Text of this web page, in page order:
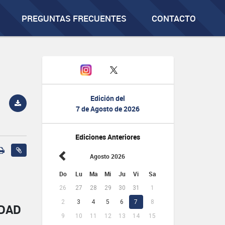
PREGUNTAS FRECUENTES CONTACTO
Edición del
7 de Agosto de 2026
Ediciones Anteriores
Agosto 2026
Do Lu Ma Mi Ju Vi Sa
26 27 28 29 30 31
1
2
3 4 5 6 7
8
9
10 11 12 13 14 15